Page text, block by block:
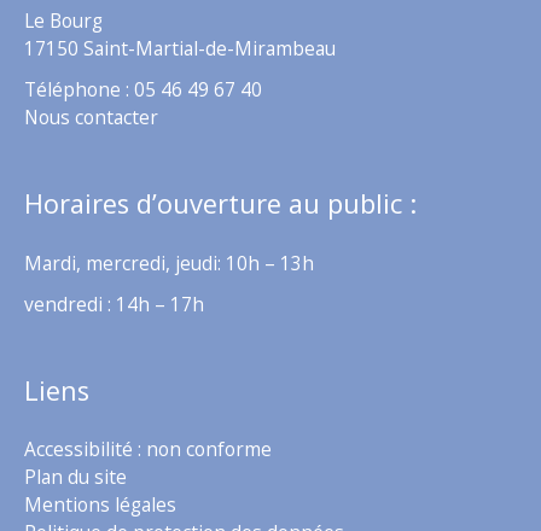
Le Bourg
17150 Saint-Martial-de-Mirambeau
Téléphone : 05 46 49 67 40
Nous contacter
Horaires d’ouverture au public :
Mardi, mercredi, jeudi: 10h – 13h
vendredi : 14h – 17h
Liens
Accessibilité : non conforme
Plan du site
Mentions légales